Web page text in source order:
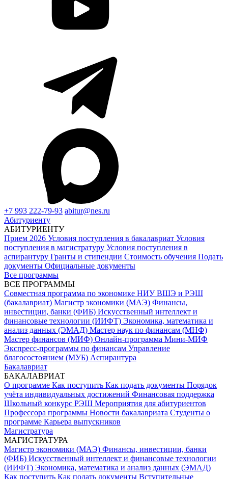
+7 993 222-79-93 abitur@nes.ru
Абитуриенту
АБИТУРИЕНТУ
Прием 2026 Условия поступления в бакалавриат Условия
поступления в магистратуру Условия поступления в
аспирантуру Гранты и стипендии Стоимость обучения Подать
документы Официальные документы
Все программы
ВСЕ ПРОГРАММЫ
Совместная программа по экономике НИУ ВШЭ и РЭШ
(бакалавриат) Магистр экономики (МАЭ) Финансы,
инвестиции, банки (ФИБ) Искусственный интеллект и
финансовые технологии (ИИФТ) Экономика, математика и
анализ данных (ЭМАД) Мастер наук по финансам (МНФ)
Мастер финансов (МИФ) Онлайн-программа Мини-МИФ
Экспресс-программы по финансам Управление
благосостоянием (МУБ) Аспирантура
Бакалавриат
БАКАЛАВРИАТ
О программе Как поступить Как подать документы Порядок
учёта индивидуальных достижений Финансовая поддержка
Школьный конкурс РЭШ Мероприятия для абитуриентов
Профессора программы Новости бакалавриата Студенты о
программе Карьера выпускников
Магистратура
МАГИСТРАТУРА
Магистр экономики (МАЭ) Финансы, инвестиции, банки
(ФИБ) Искусственный интеллект и финансовые технологии
(ИИФТ) Экономика, математика и анализ данных (ЭМАД)
Как поступить Как подать документы Вступительные